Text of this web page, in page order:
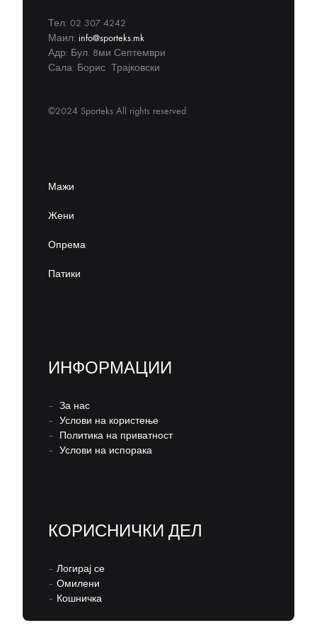
Тел: 02 307 4242
Маил: info@sporteks.mk
Адр: Бул. 8ми Септември
Сала: Борис Трајковски
©2024 Sporteks All rights reserved
Мажи
Жени
Опрема
Патики
ИНФОРМАЦИИ
– За нас
– Услови на користење
– Политика на приватност
– Услови на испорака
КОРИСНИЧКИ ДЕЛ
– Логирај се
– Омилени
– Кошничка